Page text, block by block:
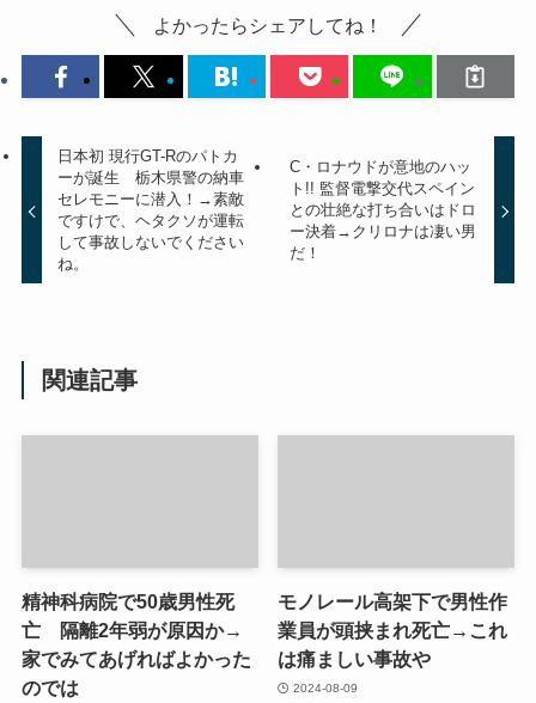
よかったらシェアしてね！
日本初 現行GT-Rのパトカ
ーが誕生 栃木県警の納車
セレモニーに潜入！→素敵
ですけで、ヘタクソが運転
して事故しないでください
ね。
C・ロナウドが意地のハッ
ト!! 監督電撃交代スペイン
との壮絶な打ち合いはドロ
ー決着→クリロナは凄い男
だ！
関連記事
精神科病院で50歳男性死
亡 隔離2年弱が原因か→
家でみてあげればよかった
のでは
モノレール高架下で男性作
業員が頭挟まれ死亡→これ
は痛ましい事故や
2024-08-09